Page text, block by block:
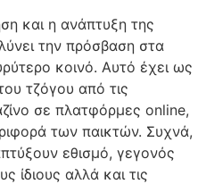
και η ανάπτυξη της
την πρόσβαση στα
κοινό. Αυτό έχει ως
τζόγου από τις
σε πλατφόρμες online,
των παικτών. Συχνά,
εθισμό, γεγονός
ίδιους αλλά και τις